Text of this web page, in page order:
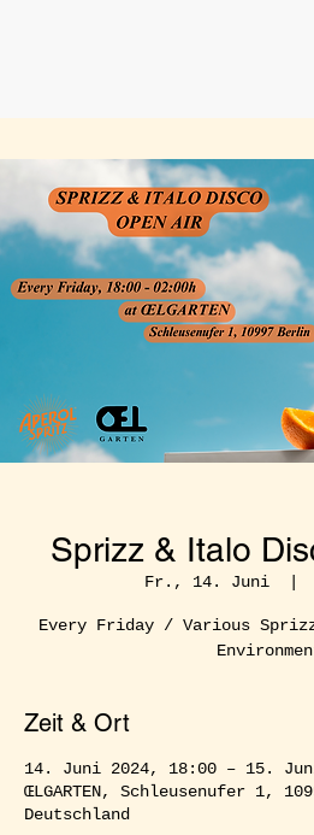
Sprizz & Italo
Fr., 14. Juni
  |
Every Friday / Various
Zeit & Ort
14. Juni 2024, 18:00 – 15.
ŒLGARTEN, Schleusenufer 1,
Deutschland